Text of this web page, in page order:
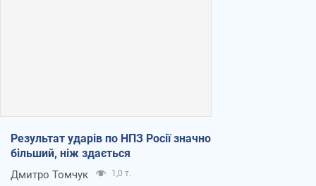
Результат ударів по НПЗ Росії значно
більший, ніж здається
Дмитро Томчук 1,0 т.